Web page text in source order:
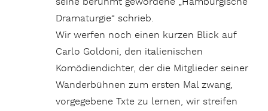
Dramaturgie“ schrieb.
Wir werfen noch einen kurzen Blick auf
Carlo Goldoni, den italienischen
Komödiendichter, der die Mitglieder seiner
Wanderbühnen zum ersten Mal zwang,
vorgegebene Txte zu lernen, wir streifen